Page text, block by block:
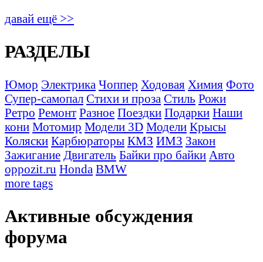
давай ещё >>
РАЗДЕЛЫ
Юмор Электрика Чоппер Ходовая Химия Фото
Супер-самопал Стихи и проза Стиль Рожи
Ретро Ремонт Разное Поездки Подарки Наши
кони Мотомир Модели 3D Модели Крысы
Коляски Карбюраторы КМЗ ИМЗ Закон
Зажигание Двигатель Байки про байки Авто
oppozit.ru Honda BMW
more tags
Активные обсуждения
форума